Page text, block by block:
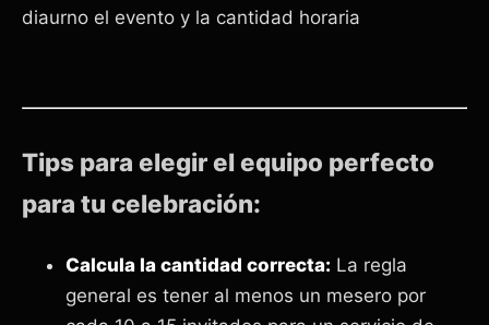
diaurno el evento y la cantidad horaria
Tips para elegir el equipo perfecto
para tu celebración:
Calcula la cantidad correcta: La regla
general es tener al menos un mesero por